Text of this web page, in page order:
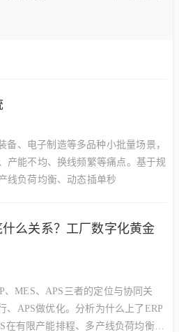
备、电子制造等多品种小批量场景，
产能不均、换线频繁等痛点。基于规
线负荷均衡、动态插单秒
什么关系？工厂数字化黄金
、MES、APS三者的定位与协同关
、APS做优化。分析为什么上了ERP
在有限产能排程、多产线负荷均衡、